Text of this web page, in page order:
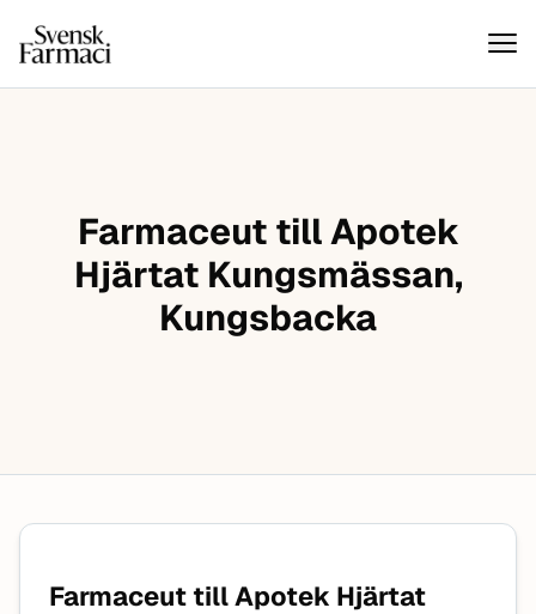
Hoppa till innehåll
Svensk farmaci
Farmaceut till Apotek
Hjärtat Kungsmässan,
Kungsbacka
Farmaceut till Apotek Hjärtat